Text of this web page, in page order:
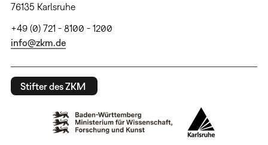
76135 Karlsruhe
+49 (0) 721 - 8100 - 1200
info@zkm.de
Stifter des ZKM